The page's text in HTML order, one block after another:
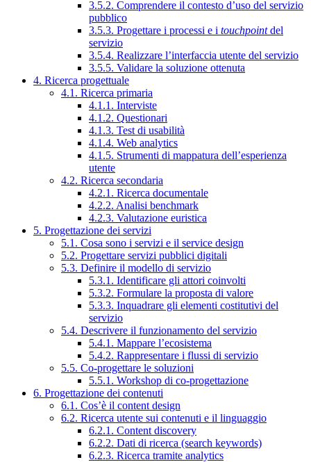
3.5.2. Comprendere il contesto d’uso del servizio
pubblico
3.5.3. Progettare i processi e i touchpointdel
servizio
3.5.4. Realizzare l’interfaccia utente del servizio
3.5.5. Validare la soluzione ottenuta
4. Ricerca progettuale
4.1. Ricerca primaria
4.1.1. Interviste
4.1.2. Questionari
4.1.3. Test di usabilità
4.1.4. Web analytics
4.1.5. Strumenti di mappatura dell’esperienza
utente
4.2. Ricerca secondaria
4.2.1. Ricerca documentale
4.2.2. Analisi benchmark
4.2.3. Valutazione euristica
5. Progettazione dei servizi
5.1. Cosa sono i servizi e il service design
5.2. Progettare servizi pubblici digitali
5.3. Definire il modello di servizio
5.3.1. Identificare gli attori coinvolti
5.3.2. Formulare la proposta di valore
5.3.3. Inquadrare gli elementi costitutivi del
servizio
5.4. Descrivere il funzionamento del servizio
5.4.1. Mappare l’ecosistema
5.4.2. Rappresentare i flussi di servizio
5.5. Co-progettare le soluzioni
5.5.1. Workshop di co-progettazione
6. Progettazione dei contenuti
6.1. Cos’è il content design
6.2. Ricerca utente sui contenuti e il linguaggio
6.2.1. Content discovery
6.2.2. Dati di ricerca (search keywords)
6.2.3. Ricerca tramite analytics